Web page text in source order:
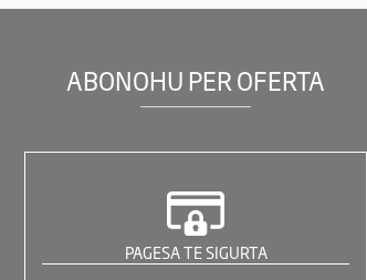
ABONOHU PER OFERTA
PAGESA TE SIGURTA